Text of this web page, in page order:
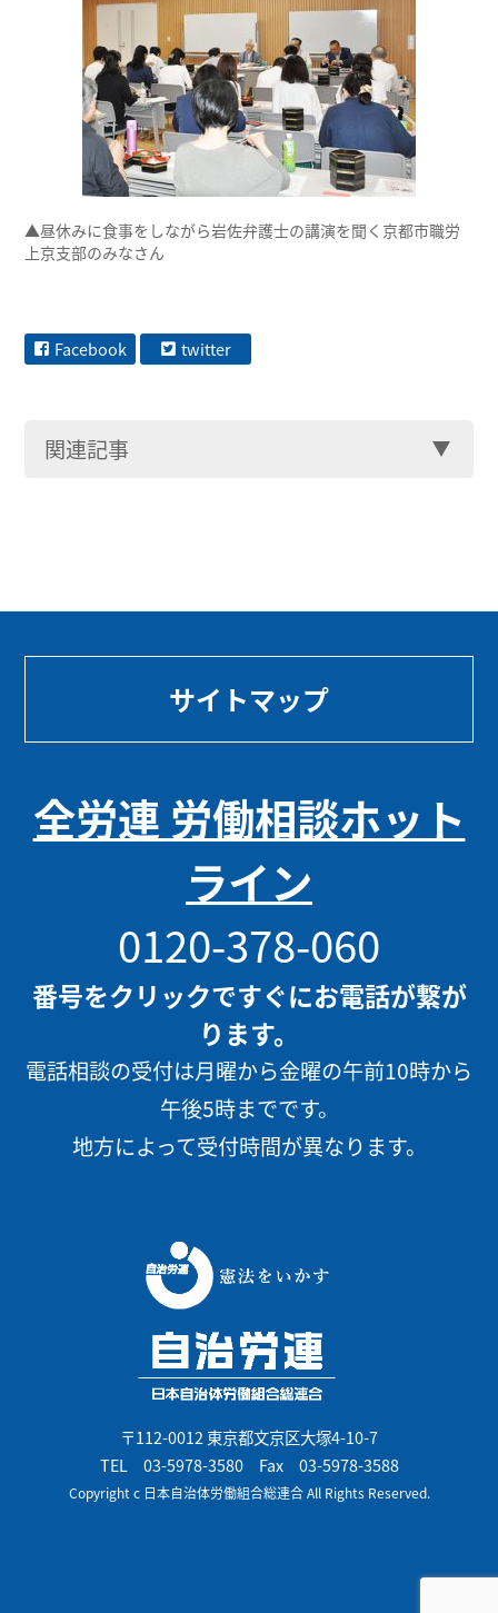
▲昼休みに食事をしながら岩佐弁護士の講演を聞く京都市職労
上京支部のみなさん
Facebook twitter
関連記事
サイトマップ
全労連 労働相談ホット
ライン
0120-378-060
番号をクリックですぐにお電話が繋が
ります。
電話相談の受付は月曜から金曜の午前10時から
午後5時までです。
地方によって受付時間が異なります。
〒112-0012 東京都文京区大塚4-10-7
TEL 03-5978-3580Fax 03-5978-3588
Copyright c 日本自治体労働組合総連合 All Rights Reserved.